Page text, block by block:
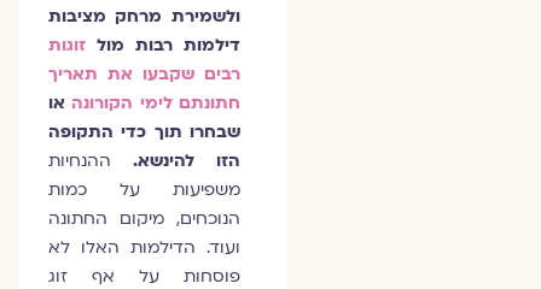
ולשמירת מרחק מציבות
דילמות רבות מולזוגות
רבים שקבעו את תאריך
חתונתם לימי הקורונהאו
שבחרו תוך כדי התקופה
הזו להינשא.
ההנחיות
משפיעות על כמות
הנוכחים, מיקום החתונה
ועוד. הדילמות האלו לא
פוסחות על אף זוג